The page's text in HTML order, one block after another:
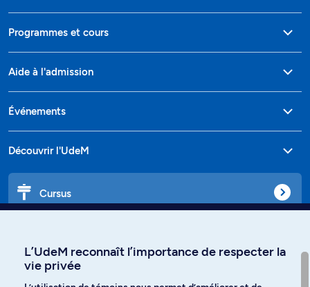
Programmes et cours
Aide à l'admission
Événements
Découvrir l'UdeM
Cursus
L’UdeM reconnaît l’importance de respecter la
vie privée